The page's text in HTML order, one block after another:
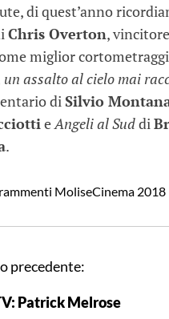
di quest’anno
Chris Overton,
miglior
un assalto al cielo mai
diSilvio
eAngeli al Suddi
.
MoliseCinema 2018
precedente:
Patrick Melrose